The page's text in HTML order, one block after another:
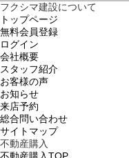
フクシマ建設について
トップページ
無料会員登録
ログイン
会社概要
スタッフ紹介
お客様の声
お知らせ
来店予約
総合問い合わせ
サイトマップ
不動産購入
不動産購入TOP